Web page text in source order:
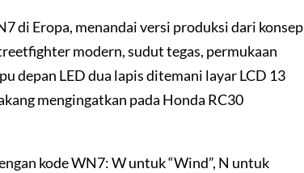
di Eropa, menandai versi produksi dari konsep
modern, sudut tegas, permukaan
depan LED dua lapis ditemani layar LCD 13
mengingatkan pada Honda RC30
kode WN7: W untuk “Wind”, N untuk